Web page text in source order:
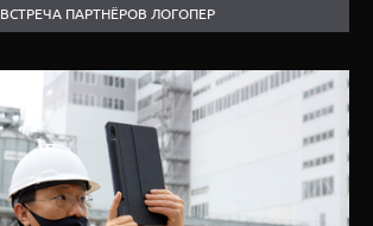
ВСТРЕЧА ПАРТНЁРОВ ЛОГОПЕР